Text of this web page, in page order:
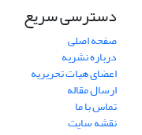
دسترسی سریع
صفحه اصلی
درباره نشریه
اعضای هیات تحریریه
ارسال مقاله
تماس با ما
نقشه سایت